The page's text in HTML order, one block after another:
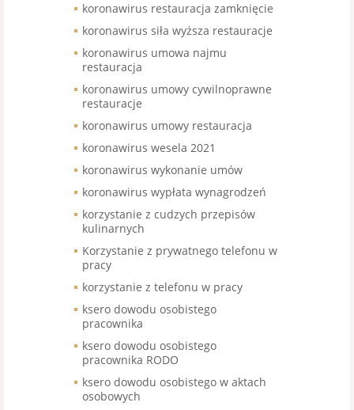
koronawirus restauracja zamknięcie
koronawirus siła wyższa restauracje
koronawirus umowa najmu
restauracja
koronawirus umowy cywilnoprawne
restauracje
koronawirus umowy restauracja
koronawirus wesela 2021
koronawirus wykonanie umów
koronawirus wypłata wynagrodzeń
korzystanie z cudzych przepisów
kulinarnych
Korzystanie z prywatnego telefonu w
pracy
korzystanie z telefonu w pracy
ksero dowodu osobistego
pracownika
ksero dowodu osobistego
pracownika RODO
ksero dowodu osobistego w aktach
osobowych